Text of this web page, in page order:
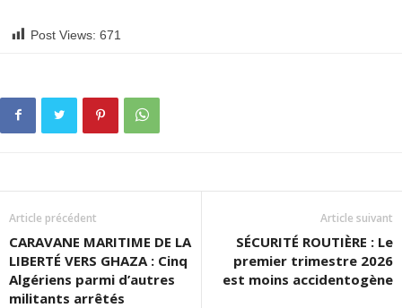
Post Views: 671
Article précédent
CARAVANE MARITIME DE LA
LIBERTÉ VERS GHAZA : Cinq
Algériens parmi d’autres
militants arrêtés
Article suivant
SÉCURITÉ ROUTIÈRE : Le
premier trimestre 2026
est moins accidentogène